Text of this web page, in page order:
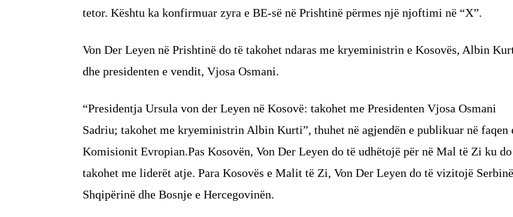
tetor. Kështu ka konfirmuar zyra e BE-së në Prishtinë përmes një njoftimi në “X”.
Von Der Leyen në Prishtinë do të takohet ndaras me kryeministrin e Kosovës, Albin
dhe presidenten e vendit, Vjosa Osmani.
“Presidentja Ursula von der Leyen në Kosovë: takohet me Presidenten Vjosa Osmani
Sadriu; takohet me kryeministrin Albin Kurti”, thuhet në agjendën e publikuar në faqen
Komisionit Evropian.Pas Kosovën, Von Der Leyen do të udhëtojë për në Mal të Zi ku
takohet me liderët atje. Para Kosovës e Malit të Zi, Von Der Leyen do të vizitojë
Shqipërinë dhe Bosnje e Hercegovinën.